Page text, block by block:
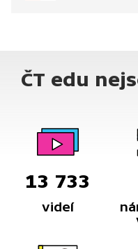
ČT edu
13 733
videí